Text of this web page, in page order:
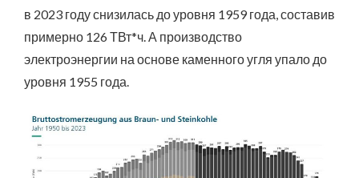
в 2023 году снизилась до уровня 1959 года, составив
примерно 126 ТВт*ч. А производство
электроэнергии на основе каменного угля упало до
уровня 1955 года.